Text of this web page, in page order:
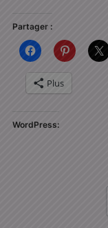
Partager :
Plus
WordPress: